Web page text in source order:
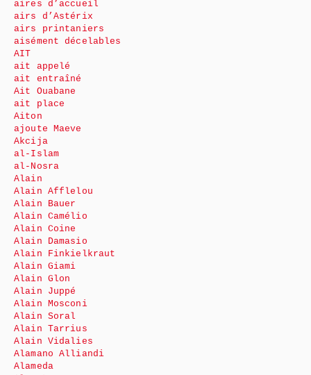
aires d’accueil
airs d’Astérix
airs printaniers
aisément décelables
AIT
ait appelé
ait entraîné
Ait Ouabane
ait place
Aiton
ajoute Maeve
Akcija
al-Islam
al-Nosra
Alain
Alain Afflelou
Alain Bauer
Alain Camélio
Alain Coine
Alain Damasio
Alain Finkielkraut
Alain Giami
Alain Glon
Alain Juppé
Alain Mosconi
Alain Soral
Alain Tarrius
Alain Vidalies
Alamano Alliandi
Alameda